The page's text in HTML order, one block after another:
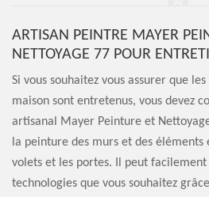
ARTISAN PEINTRE MAYER
NETTOYAGE 77 POUR
Si vous souhaitez vous assurer que
maison sont entretenus, vous devez
artisanal Mayer Peinture et
la peinture des murs et des
volets et les portes. Il peut
technologies que vous souhaitez